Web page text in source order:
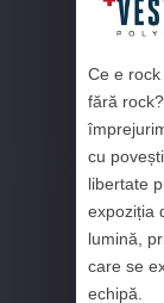
Ce e
fără
cu
libertate
expoziția
lumină,
care se
echipă.